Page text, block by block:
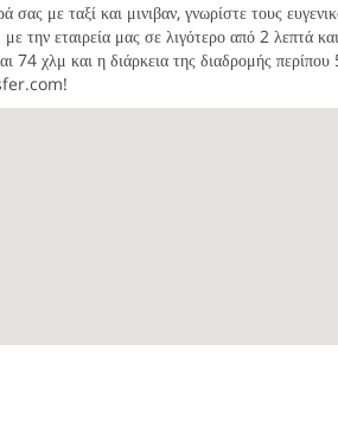
με ταξί και μινιβαν, γνωρίστε τους
με την εταιρεία μας σε λιγότερο από 2 λεπτά
74 χλμ και η διάρκεια της διαδρομής